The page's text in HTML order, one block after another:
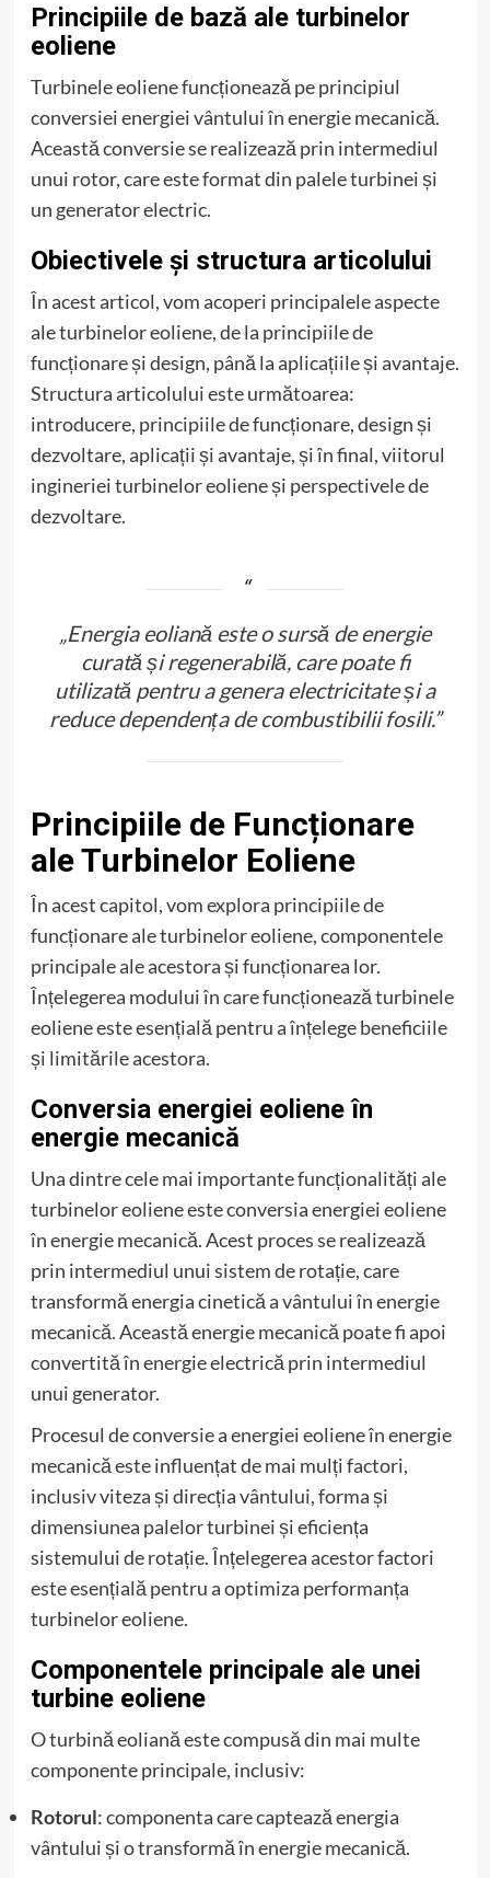
Principiile de bază ale turbinelor
eoliene
Turbinele eoliene funcționează pe principiul
conversiei energiei vântului în energie mecanică.
Această conversie se realizează prin intermediul
unui rotor, care este format din palele turbinei și
un generator electric.
Obiectivele și structura articolului
În acest articol, vom acoperi principalele aspecte
ale turbinelor eoliene, de la principiile de
funcționare și design, până la aplicațiile și avantaje.
Structura articolului este următoarea:
introducere, principiile de funcționare, design și
dezvoltare, aplicații și avantaje, și în final, viitorul
ingineriei turbinelor eoliene și perspectivele de
dezvoltare.
„Energia eoliană este o sursă de energie
curată și regenerabilă, care poate fi
utilizată pentru a genera electricitate și a
reduce dependența de combustibilii fosili.”
Principiile de Funcționare
ale Turbinelor Eoliene
În acest capitol, vom explora principiile de
funcționare ale turbinelor eoliene, componentele
principale ale acestora și funcționarea lor.
Înțelegerea modului în care funcționează turbinele
eoliene este esențială pentru a înțelege beneficiile
și limitările acestora.
Conversia energiei eoliene în
energie mecanică
Una dintre cele mai importante funcționalități ale
turbinelor eoliene este conversia energiei eoliene
în energie mecanică. Acest proces se realizează
prin intermediul unui sistem de rotație, care
transformă energia cinetică a vântului în energie
mecanică. Această energie mecanică poate fi apoi
convertită în energie electrică prin intermediul
unui generator.
Procesul de conversie a energiei eoliene în energie
mecanică este influențat de mai mulți factori,
inclusiv viteza și direcția vântului, forma și
dimensiunea palelor turbinei și eficiența
sistemului de rotație. Înțelegerea acestor factori
este esențială pentru a optimiza performanța
turbinelor eoliene.
Componentele principale ale unei
turbine eoliene
O turbină eoliană este compusă din mai multe
componente principale, inclusiv:
Rotorul: componenta care captează energia
vântului și o transformă în energie mecanică.